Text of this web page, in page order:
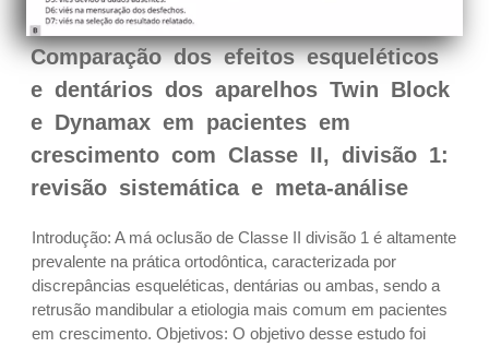
Comparação dos efeitos esqueléticos
e dentários dos aparelhos Twin Block
e Dynamax em pacientes em
crescimento com Classe II, divisão 1:
revisão sistemática e meta-análise
Introdução: A má oclusão de Classe II divisão 1 é altamente
prevalente na prática ortodôntica, caracterizada por
discrepâncias esqueléticas, dentárias ou ambas, sendo a
retrusão mandibular a etiologia mais comum em pacientes
em crescimento. Objetivos: O objetivo desse estudo foi